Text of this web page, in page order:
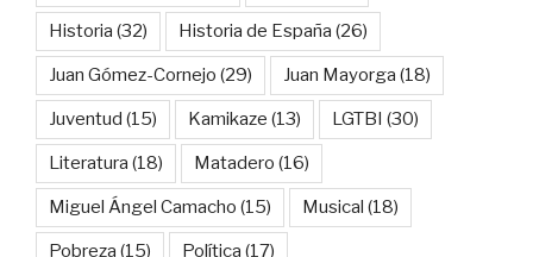
Historia (32) Historia de España (26)
Juan Gómez-Cornejo (29) Juan Mayorga (18)
Juventud (15) Kamikaze (13) LGTBI (30)
Literatura (18) Matadero (16)
Miguel Ángel Camacho (15) Musical (18)
Pobreza (15) Política (17)